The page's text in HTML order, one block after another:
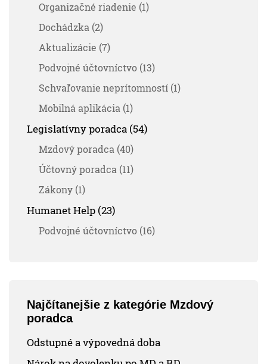
Organizačné riadenie (1)
Dochádzka (2)
Aktualizácie (7)
Podvojné účtovníctvo (13)
Schvaľovanie neprítomností (1)
Mobilná aplikácia (1)
Legislatívny poradca (54)
Mzdový poradca (40)
Účtovný poradca (11)
Zákony (1)
Humanet Help (23)
Podvojné účtovníctvo (16)
Najčítanejšie z kategórie Mzdový
poradca
Odstupné a výpovedná doba